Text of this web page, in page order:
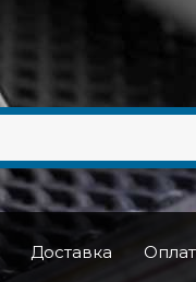
Доставка